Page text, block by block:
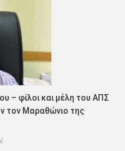
– φίλοι και μέλη του ΑΠΣ
τον Μαραθώνιο της